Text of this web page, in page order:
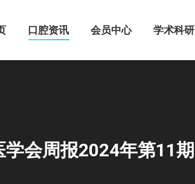
口腔资讯 会员中心 学术科研
学会周报2024年第11期